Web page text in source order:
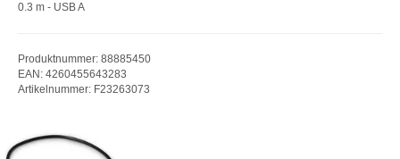
0.3 m - USB A
Produktnummer: 88885450
EAN: 4260455643283
Artikelnummer: F23263073